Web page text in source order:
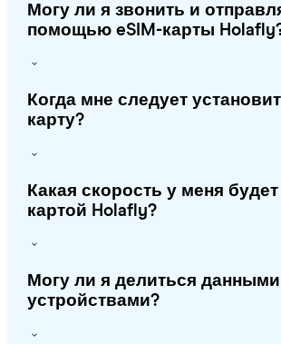
Могу ли я звонить и
помощью eSIM-карты
Когда мне следует
карту?
Какая скорость у меня будет
картой Holafly?
Могу ли я делиться
устройствами?